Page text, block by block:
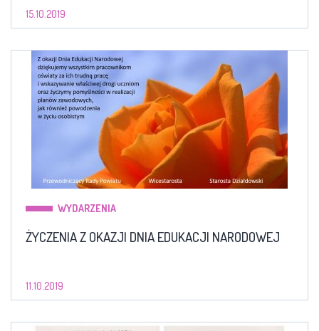
15.10.2019
WYDARZENIA
ŻYCZENIA Z OKAZJI DNIA EDUKACJI NARODOWEJ
11.10.2019